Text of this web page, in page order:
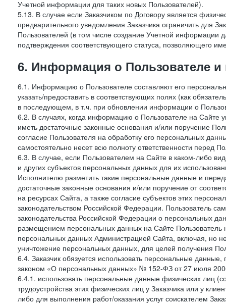
Учетной информации для таких новых Пользователей).
5.13. В случае если Заказчиком по Договору является
предварительного уведомления Заказчика ограничить для
Пользователей (в том числе создание Учетной информации
подтверждения соответствующего статуса, позволяющего
6. Информация о Пользователе
6.1. Информацию о Пользователе составляют его
указать/предоставить в соответствующих полях (как
в последующем, в т.ч. при обновлении информации о
6.2. В случаях, когда информацию о Пользователе на Сайте
иметь достаточные законные основания и/или поручение
согласие Пользователя на обработку его персональных
самостоятельно несет всю полноту ответственности перед
6.3. В случае, если Пользователем на Сайте в каком-либо
и других субъектов персональных данных для их
Исполнителю разметить такие персональные данные и
достаточные законные основания и/или поручение от
на ресурсах Сайта, а также согласие субъектов этих
законодательством Российской Федерации. Пользователь
законодательства Российской Федерации о персональных
размещением персональных данных на Сайте Пользователь
персональных данных Администрацией Сайта, включая, но
уничтожение персональных данных, для целей получения
6.4. Заказчик обязуется использовать персональные
законом «О персональных данных» № 152-ФЗ от 27 июля
6.4.1. использовать персональные данные физических лиц
трудоустройства этих физических лиц у Заказчика или у
либо для выполнения работ/оказания услуг соискателем